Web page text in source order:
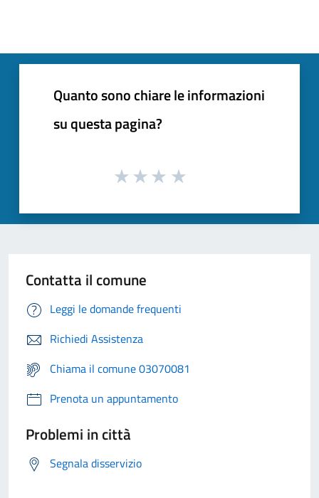
Quanto sono chiare le informazioni
su questa pagina?
Contatta il comune
Leggi le domande frequenti
Richiedi Assistenza
Chiama il comune 03070081
Prenota un appuntamento
Problemi in città
Segnala disservizio